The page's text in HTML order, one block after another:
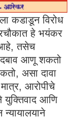
कडाडून विरोध
हे भयंकर
आहे, तसेच
दबाव आणू शकतो
असा दावा
आरोपीचे
आणि